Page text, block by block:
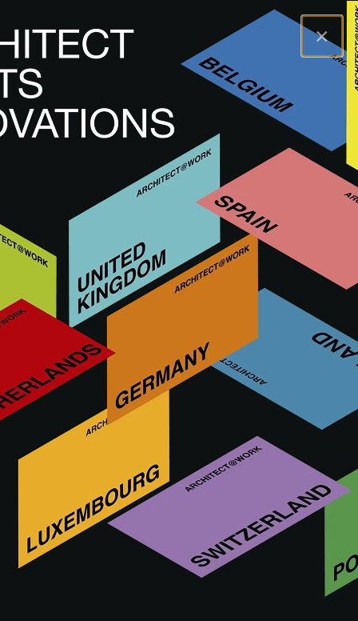
×
A@WX Marche STEEL SERVICE
STEEL SERVICE
Steel Service Arte dell'inossidabile è il luogo dove l'acciaio
inox prende la forma delle idee. La più ampia gamma di
lamiere speciali in acciai inossidabile (acciai inox